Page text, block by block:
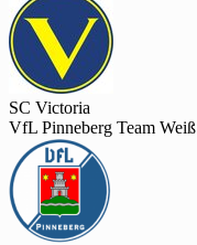
SC Victoria
VfL Pinneberg Team Weiß